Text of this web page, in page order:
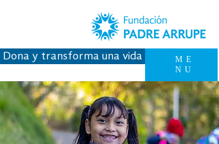
ME
NU
Dona y transforma una vida